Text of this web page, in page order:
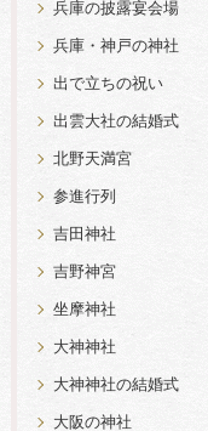
兵庫の披露宴会場
兵庫・神戸の神社
出で立ちの祝い
出雲大社の結婚式
北野天満宮
参進行列
吉田神社
吉野神宮
坐摩神社
大神神社
大神神社の結婚式
大阪の神社